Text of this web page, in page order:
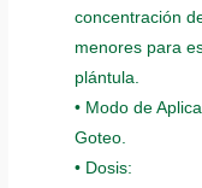
concentración
menores para
plántula.
• Modo de
Goteo.
• Dosis: